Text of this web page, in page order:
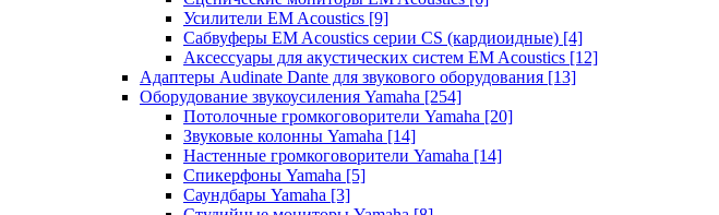
Усилители EM Acoustics [9]
Сабвуферы EM Acoustics серии CS (кардиоидные) [4]
Аксессуары для акустических систем EM Acoustics [12]
Адаптеры Audinate Dante для звукового оборудования [13]
Оборудование звукоусиления Yamaha [254]
Потолочные громкоговорители Yamaha [20]
Звуковые колонны Yamaha [14]
Настенные громкоговорители Yamaha [14]
Спикерфоны Yamaha [5]
Саундбары Yamaha [3]